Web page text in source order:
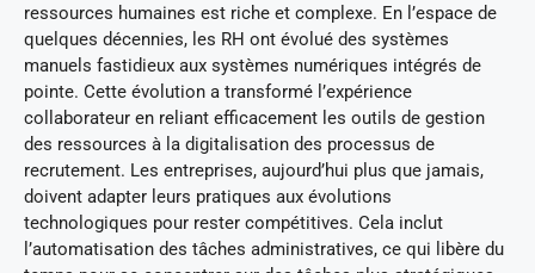
ressources humaines est riche et complexe. En l’espace de
quelques décennies, les RH ont évolué des systèmes
manuels fastidieux aux systèmes numériques intégrés de
pointe. Cette évolution a transformé l’expérience
collaborateur en reliant efficacement les outils de gestion
des ressources à la digitalisation des processus de
recrutement. Les entreprises, aujourd’hui plus que jamais,
doivent adapter leurs pratiques aux évolutions
technologiques pour rester compétitives. Cela inclut
l’automatisation des tâches administratives, ce qui libère du